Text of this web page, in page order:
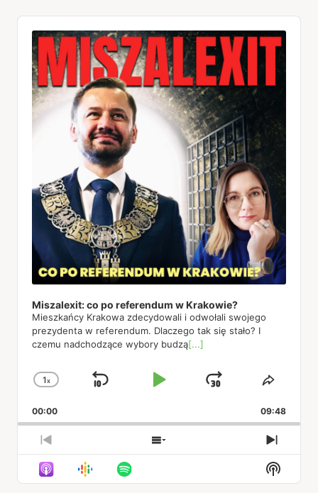
Audio
Player
Miszalexit: co po referendum w Krakowie?
Mieszkańcy Krakowa zdecydowali i odwołali swojego
prezydenta w referendum. Dlaczego tak się stało? I
czemu nadchodzące wybory budzą[...]
Change
Rate
1x
Skip
Play
Jump
Forward
Share
00:00 09:48
Previous
Episode
Show
Episodes
Next
Show